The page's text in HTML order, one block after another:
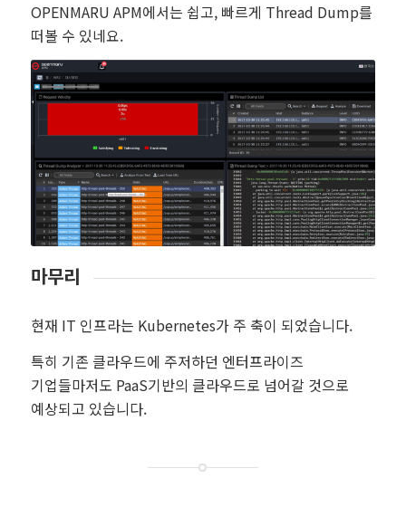
OPENMARU APM에서는 쉽고, 빠르게 Thread Dump를
떠볼 수 있네요.
마무리
현재 IT 인프라는 Kubernetes가 주 축이 되었습니다.
특히 기존 클라우드에 주저하던 엔터프라이즈
기업들마저도 PaaS기반의 클라우드로 넘어갈 것으로
예상되고 있습니다.